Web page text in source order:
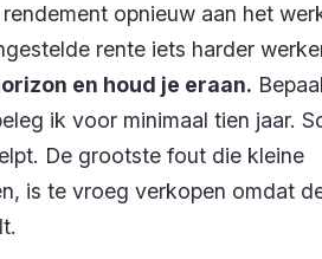
opnieuw aan het
rente iets harder
en houd je eraan.
ik voor minimaal tien jaar.
De grootste fout die kleine
is te vroeg verkopen omdat